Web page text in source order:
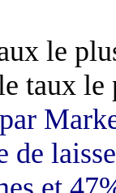
le
taux
de